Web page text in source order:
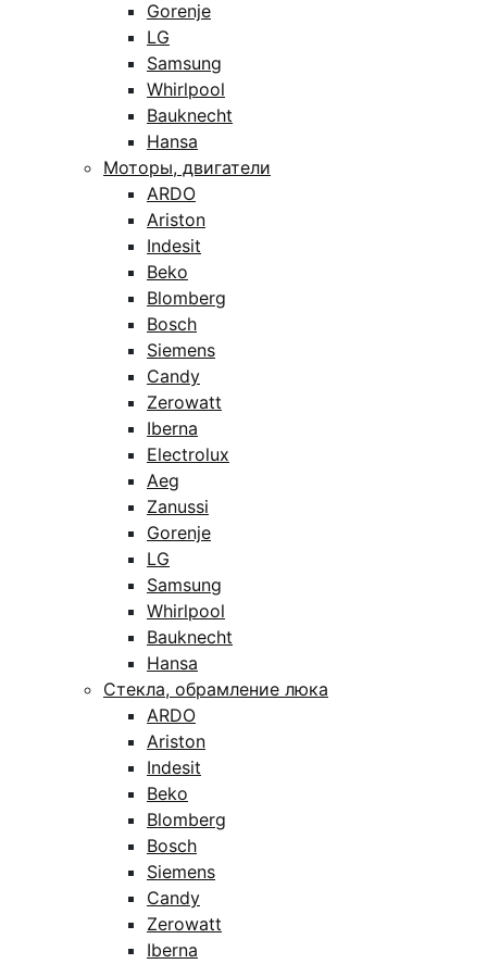
Gorenje
LG
Samsung
Whirlpool
Bauknecht
Hansa
Моторы, двигатели
ARDO
Ariston
Indesit
Beko
Blomberg
Bosch
Siemens
Candy
Zerowatt
Iberna
Electrolux
Aeg
Zanussi
Gorenje
LG
Samsung
Whirlpool
Bauknecht
Hansa
Стекла, обрамление люка
ARDO
Ariston
Indesit
Beko
Blomberg
Bosch
Siemens
Candy
Zerowatt
Iberna